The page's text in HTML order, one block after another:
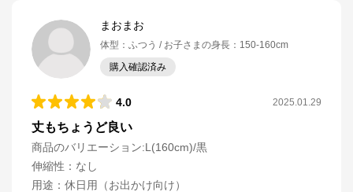
まおまお
体型 ： ふつう お子さまの身長 ： 150-160cm
購入確認済み
4.0 2025.01.29
丈もちょうど良い
商品のバリエーション:L(160cm)/黒
伸縮性 ： なし
用途 ： 休日用（お出かけ向け）